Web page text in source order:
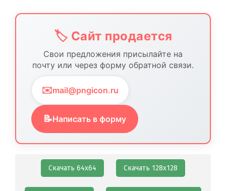
🏷️ Сайт продается
Свои предложения присылайте на
почту или через форму обратной связи.
✉️mail@pngicon.ru
📝Написать в форму
Скачать 64х64 Скачать 128х128